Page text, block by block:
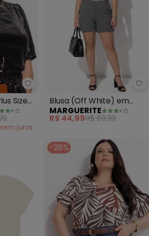
Secret Glam - Blusa Feminina
Size
sem juros
Blusa (Off White) em
Poliviscose
MARGUERITE
R$ 44,99R$ 69,99
-28%